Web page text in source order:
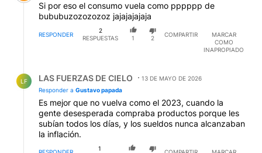
Si por eso el consumo vuela como pppppp de
bububuzozozozoz jajajajajaja
RESPONDER
2
RESPUESTAS
1 2
COMPARTIR
MARCAR
COMO
INAPROPIADO
LF LAS FUERZAS DE CIELO
13 DE MAYO DE 2026
Responder a Gustavo papada
Es mejor que no vuelva como el 2023, cuando la
gente desesperada compraba productos porque les
subían todos los días, y los sueldos nunca alcanzaban
la inflación.
1